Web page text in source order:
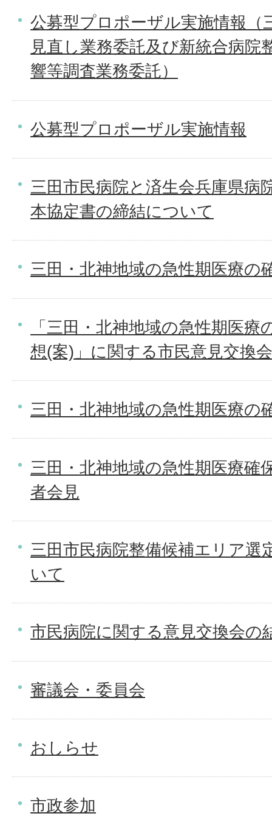
公募型プロポーザル実施情報（
見直し業務委託及び新統合病院
響等調査業務委託）
公募型プロポーザル実施情報
三田市民病院と済生会兵庫県病
本協定書の締結について
三田・北神地域の急性期医療の
「三田・北神地域の急性期医
想(案)」に関する市民意見交換
三田・北神地域の急性期医療の
三田・北神地域の急性期医療確
者会見
三田市民病院整備候補エリア選
いて
市民病院に関する意見交換会の
審議会・委員会
おしらせ
市政参加